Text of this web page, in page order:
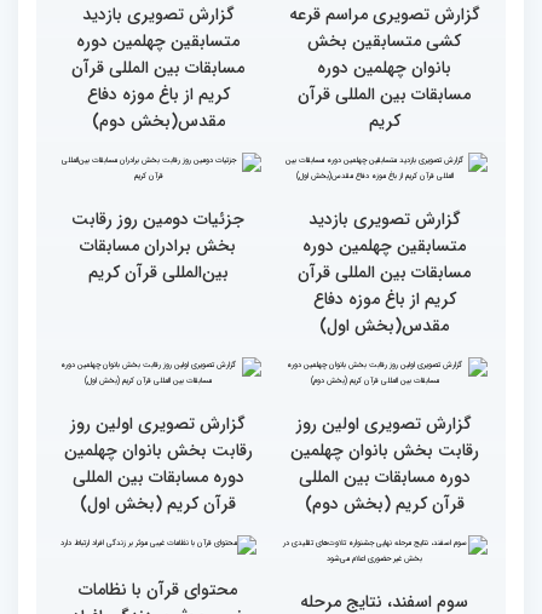
گزارش تصویری دومین روز
رقابت بخش برادران
چهلمین دوره مسابقات
بین‌المللی قرآن کریم(بخش
دوم)
گزارش تصویری دومین روز
رقابت بخش برادران
چهلمین دوره مسابقات
بین‌المللی قرآن کریم(بخش
اول)
گزارش تصویری مراسم قرعه
کشی متسابقین بخش
بانوان چهلمین دوره
مسابقات بین المللی قرآن
کریم
گزارش تصویری بازدید
کریم از باغ موزه دفاع
مقدس(بخش دوم)
گزارش تصویری بازدید
متسابقین چهلمین دوره
مسابقات بین المللی قرآن
کریم از باغ موزه دفاع
مقدس(بخش اول)
جزئیات دومین روز رقابت
بخش برادران مسابقات
بین‌المللی قرآن کریم